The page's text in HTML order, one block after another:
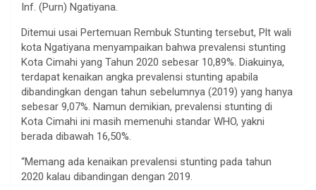
Inf. (Purn) Ngatiyana.
Ditemui usai Pertemuan Rembuk Stunting tersebut, Plt wali
kota Ngatiyana menyampaikan bahwa prevalensi stunting
Kota Cimahi yang Tahun 2020 sebesar 10,89%. Diakuinya,
terdapat kenaikan angka prevalensi stunting apabila
dibandingkan dengan tahun sebelumnya (2019) yang hanya
sebesar 9,07%. Namun demikian, prevalensi stunting di
Kota Cimahi ini masih memenuhi standar WHO, yakni
berada dibawah 16,50%.
“Memang ada kenaikan prevalensi stunting pada tahun
2020 kalau dibandingan dengan 2019.